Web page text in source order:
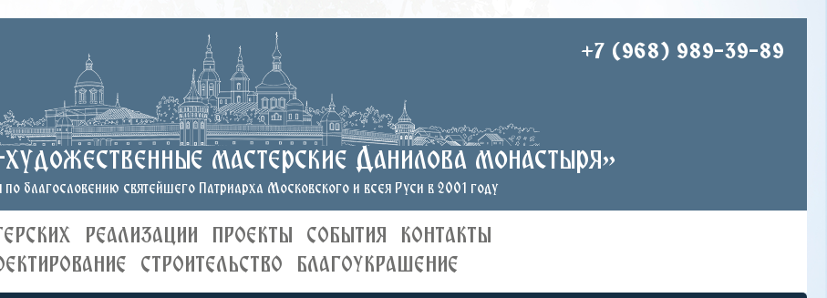
+7 (968) 989-39-89
мастерские Данилова монастыря»
благословению святейшего Патриарха Московского и всея Руси в 2001 году
РЕАЛИЗАЦИИ ПРОЕКТЫ СОБЫТИЯ
КОНТАКТЫ
СТРОИТЕЛЬСТВО БЛАГОУКРАШЕНИЕ